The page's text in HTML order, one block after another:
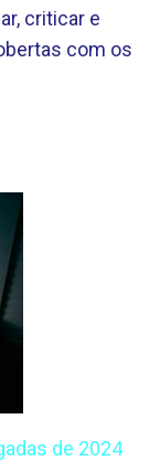
criticar e
com os
de 2024